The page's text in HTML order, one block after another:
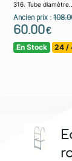
316. Tube
Ancien prix :
60.00€
En Stock 24 /